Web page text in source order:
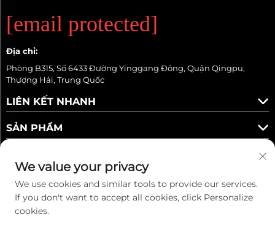
[email protected]
Địa chỉ:
Phòng B315, Số 6433 Đường Yinggang Đông, Quận Qingpu,
Thượng Hải, Trung Quốc
LIÊN KẾT NHANH
SẢN PHẨM
Theo dõi chúng tôi
We value your privacy
We use cookies and similar tools to provide our services.
If you don't want to accept all cookies, click Personalize
cookies.